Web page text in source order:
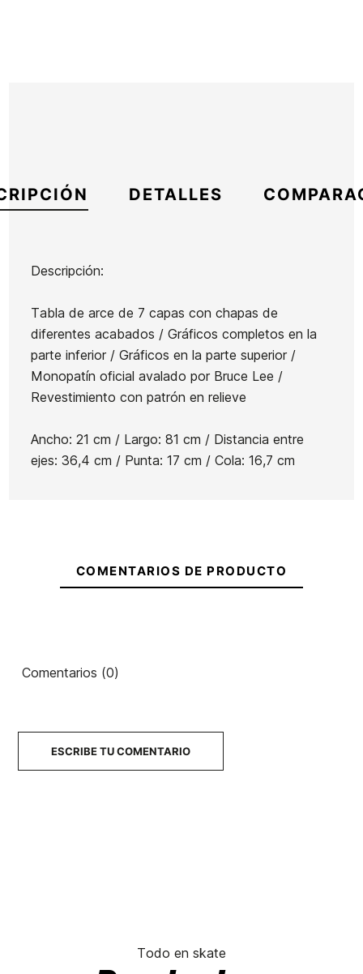
DETALLES
Descripción:
Tabla de arce de 7 capas con chapas de
diferentes acabados / Gráficos completos en la
parte inferior / Gráficos en la parte superior /
Monopatín oficial avalado por Bruce Lee /
Revestimiento con patrón en relieve
Ancho: 21 cm / Largo: 81 cm / Distancia entre
ejes: 36,4 cm / Punta: 17 cm / Cola: 16,7 cm
Marca DGK
ReferenciaIN-SKTAX55968
En stock 3 Artículos
No hay
COMENTARIOS DE PRODUCTO
Comentarios (0)
ESCRIBE TU COMENTARIO
Todo en skate